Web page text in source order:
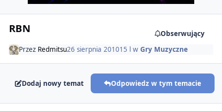
RBN
Obserwujący
Przez Redmitsu26 sierpnia 201015 l w Gry Muzyczne
Dodaj nowy temat Odpowiedz w tym temacie